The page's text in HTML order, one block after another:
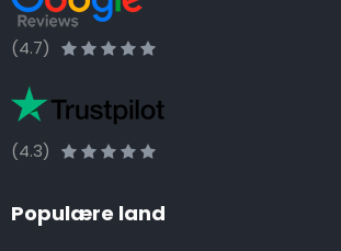
(4.7)
(4.3)
Populære land